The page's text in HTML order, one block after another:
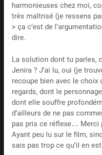
harmonieuses chez moi,
très maîtrisé (je ressens
> ça c’est de
dire.
La solution dont tu parles,
Jenira ? J’ai lu, oui (je
recoupe bien avec le choix
regards, dont le
dont elle souffre
d’ailleurs de ne pas
pas pris ce réflexe… Merci
Ayant peu lu sur le film,
sais pas trop ce qu’il en